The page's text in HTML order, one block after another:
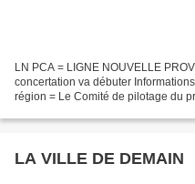
LN PCA = LIGNE NOUVELLE
concertation va débuter
région = Le Comité de pilotage du
LA VILLE DE DEMAIN